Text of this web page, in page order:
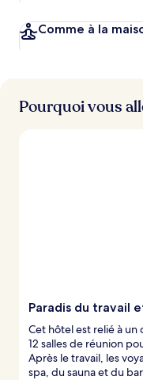
Comme à la
Pourquoi vous
Paradis du travail
Cet hôtel est relié à
12 salles de réunion
Après le travail, les
spa, du sauna et du